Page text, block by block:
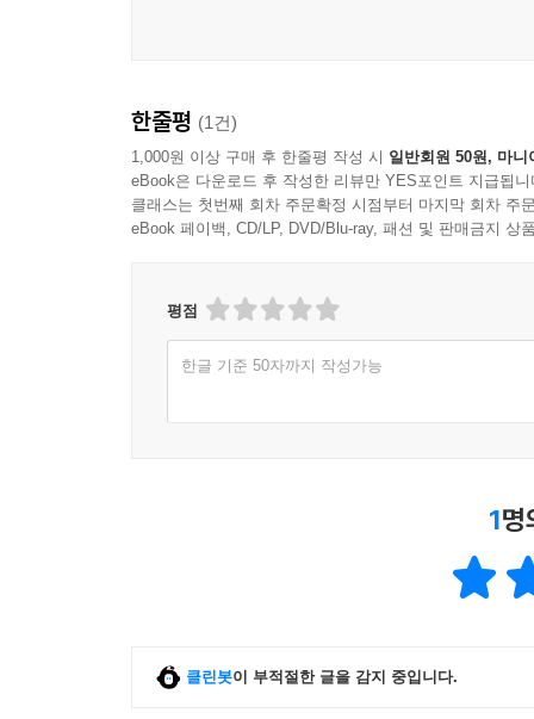
한줄평 (1건)
1,000원 이상 구매 후 한줄평 작성 시 일반회원 50원, 마니
eBook은 다운로드 후 작성한 리뷰만 YES포인트 지급됩니
클래스는 첫번째 회차 주문확정 시점부터 마지막 회차 주
eBook 페이백, CD/LP, DVD/Blu-ray, 패션 및 판매금지 상
평점
한글 기준 50자까지 작성가능
1명
클린봇이 부적절한 글을 감지 중입니다.